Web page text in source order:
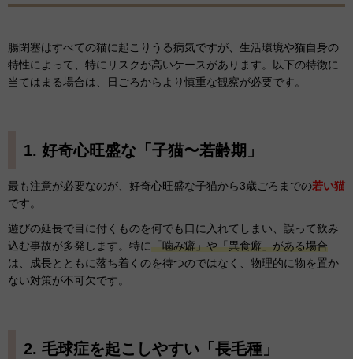
腸閉塞はすべての猫に起こりうる病気ですが、生活環境や猫自身の
特性によって、特にリスクが高いケースがあります。以下の特徴に
当てはまる場合は、日ごろからより慎重な観察が必要です。
1. 好奇心旺盛な「子猫〜若齢期」
最も注意が必要なのが、好奇心旺盛な子猫から3歳ごろまでの若い猫
です。
遊びの延長で目に付くものを何でも口に入れてしまい、誤って飲み
込む事故が多発します。特に「噛み癖」や「異食癖」がある場合
は、成長とともに落ち着くのを待つのではなく、物理的に物を置か
ない対策が不可欠です。
2. 毛球症を起こしやすい「長毛種」